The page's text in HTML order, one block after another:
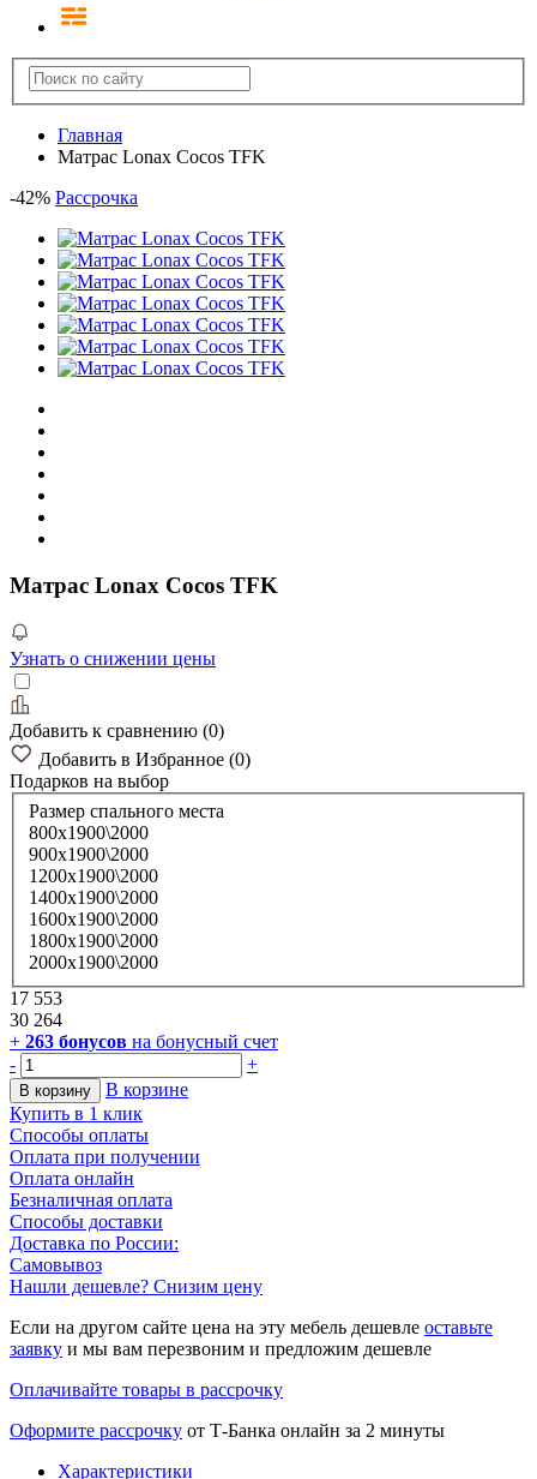
Главная
Матрас Lonax Cocos TFK
-42% Рассрочка
Матрас Lonax Cocos TFK
Узнать о снижении цены
Добавить к сравнению (0)
Добавить в Избранное (0)
Подарков на выбор
Размер спального места
800х1900\2000
900х1900\2000
1200х1900\2000
1400х1900\2000
1600х1900\2000
1800х1900\2000
2000х1900\2000
17 553
30 264
+ 263 бонусов на бонусный счет
-
+
В корзину
В корзине
Купить в 1 клик
Способы оплаты
Оплата при получении
Оплата онлайн
Безналичная оплата
Способы доставки
Доставка по России:
Самовывоз
Нашли дешевле? Снизим цену
Если на другом сайте цена на эту мебель дешевле оставьте
заявку и мы вам перезвоним и предложим дешевле
Оплачивайте товары в рассрочку
Оформите рассрочку от Т-Банка онлайн за 2 минуты
Характеристики